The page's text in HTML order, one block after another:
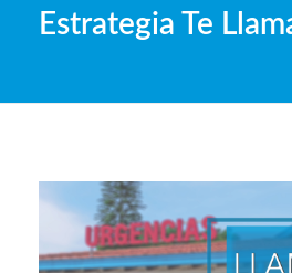
Estrategia Te